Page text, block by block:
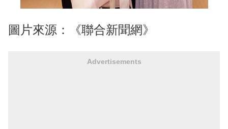
圖片來源：《聯合新聞網》
Advertisements